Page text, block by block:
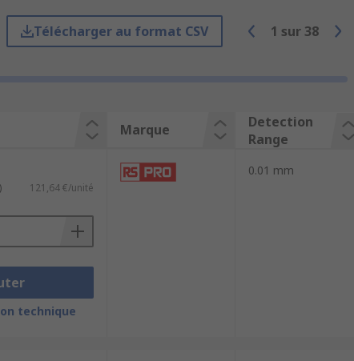
The sensor emits, receives, and
light into and out of areas that are
sensors are used to measure
Télécharger au format CSV 1 sur 38
Marque
Detection
Range
121,64 €/unité
technique
0.01 mm